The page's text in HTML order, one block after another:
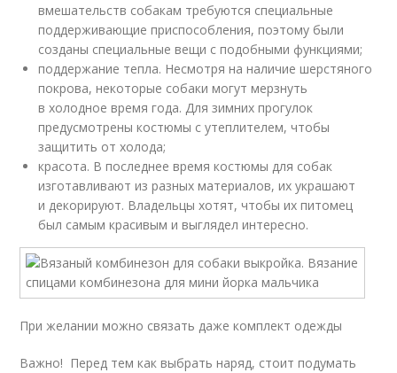
вмешательств собакам требуются специальные
поддерживающие приспособления, поэтому были
созданы специальные вещи с подобными функциями;
поддержание тепла. Несмотря на наличие шерстяного
покрова, некоторые собаки могут мерзнуть
в холодное время года. Для зимних прогулок
предусмотрены костюмы с утеплителем, чтобы
защитить от холода;
красота. В последнее время костюмы для собак
изготавливают из разных материалов, их украшают
и декорируют. Владельцы хотят, чтобы их питомец
был самым красивым и выглядел интересно.
При желании можно связать даже комплект одежды
Важно! Перед тем как выбрать наряд, стоит подумать